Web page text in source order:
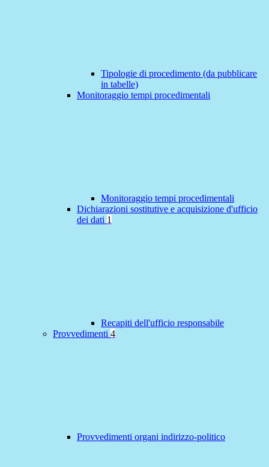
Tipologie di procedimento (da pubblicare
in tabelle)
Monitoraggio tempi procedimentali
Monitoraggio tempi procedimentali
Dichiarazioni sostitutive e acquisizione d'ufficio
dei dati 1
Recapiti dell'ufficio responsabile
Provvedimenti 4
Provvedimenti organi indirizzo-politico